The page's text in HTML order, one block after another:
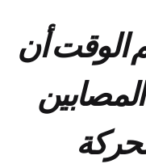
الوقت أن